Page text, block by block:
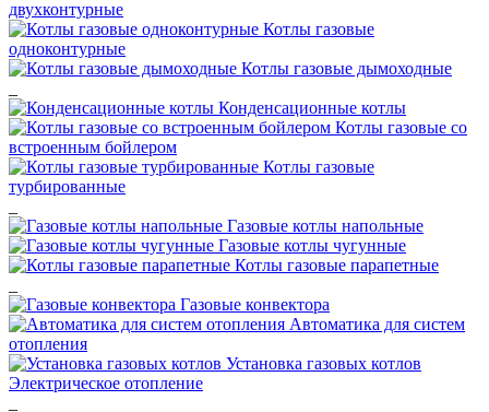
двухконтурные
Котлы газовые
одноконтурные
Котлы газовые дымоходные
Конденсационные котлы
Котлы газовые со
встроенным бойлером
Котлы газовые
турбированные
Газовые котлы напольные
Газовые котлы чугунные
Котлы газовые парапетные
Газовые конвектора
Автоматика для систем
отопления
Установка газовых котлов
Электрическое отопление